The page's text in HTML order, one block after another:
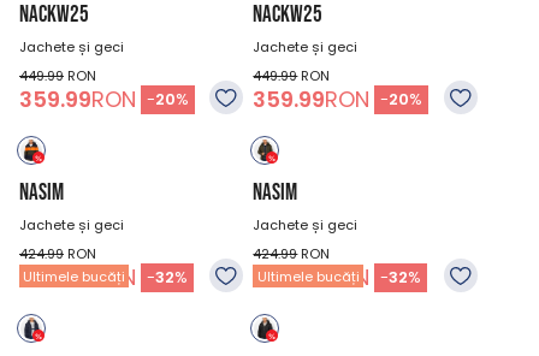
NACKW25
Jachete și geci
449.99 RON
359.99RON -20%
NACKW25
Jachete și geci
449.99RON
359.99RON -20%
NASIM
Jachete și geci
424.99 RON
289.99RON -32%
NASIM
Jachete și geci
424.99RON
289.99RON -32%
Ultimele bucăți Ultimele bucăți